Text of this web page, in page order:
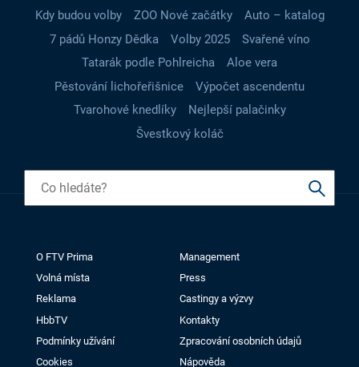
Kdy budou volby
ZOO Nové začátky
Auto – katalog
7 pádů Honzy Dědka
Volby 2025
Svařené víno
Tatarák podle Pohlreicha
Aloe vera
Pěstování lichořeřišnice
Výpočet ascendentu
Tvarohové knedlíky
Nejlepší palačinky
Švestkový koláč
O FTV Prima
Management
Volná místa
Press
Reklama
Castingy a výzvy
HbbTV
Kontakty
Podmínky užívání
Zpracování osobních údajů
Cookies
Nápověda